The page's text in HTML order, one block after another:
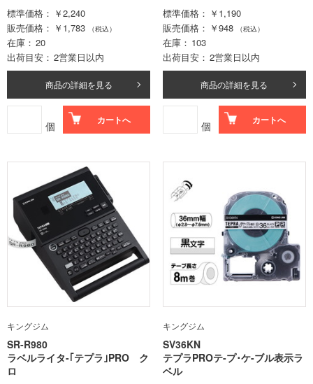
標準価格
￥2,240
販売価格
￥1,783 （税込）
在庫
20
出荷目安
2営業日以内
商品の詳細を見る
個 カートへ
標準価格
￥1,190
販売価格
￥948 （税込）
在庫
103
出荷目安
2営業日以内
商品の詳細を見る
個 カートへ
キングジム
SR-R980
ラベルライタ-｢テプラ｣PRO ク
ロ
キングジム
SV36KN
テプラPROテ-プ･ケ-ブル表示ラ
ベル